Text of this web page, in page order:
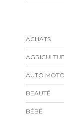
ACHATS
AUTO MOTO
BEAUTÉ
BÉBÉ